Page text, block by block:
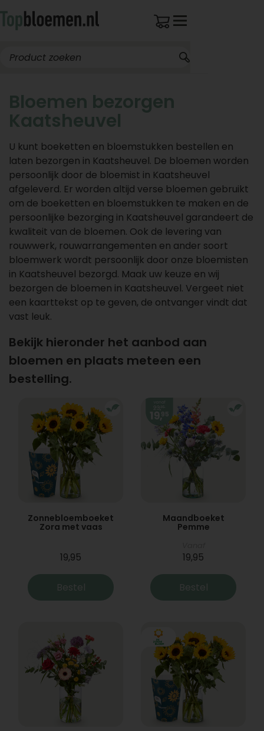
Bloemen bezorgen
Kaatsheuvel
U kunt boeketten en bloemstukken bestellen en
laten bezorgen in Kaatsheuvel. De bloemen worden
persoonlijk door de bloemist in Kaatsheuvel
afgeleverd. Er worden altijd verse bloemen gebruikt
om de boeketten en bloemstukken te maken en de
persoonlijke bezorging in Kaatsheuvel garandeert de
kwaliteit van de bloemen. Ook de levering van
rouwwerk, rouwarrangementen en ander soort
bloemwerk wordt persoonlijk door onze bloemisten
in Kaatsheuvel bezorgd. Maak uw keuze en wij
bezorgen de bloemen in Kaatsheuvel. Vergeet niet
een kaarttekst op te geven, de ontvanger vindt dat
vast leuk.
Bekijk hieronder het aanbod aan
bloemen en plaats meteen een
bestelling.
Zonnebloemboeket
Zora met vaas
19,95
Bestel
Maandboeket
Pemme
19,95
Bestel